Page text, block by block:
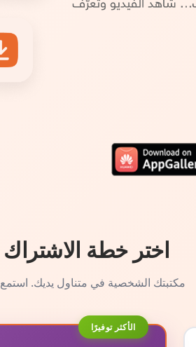
اختر خطة الاشتراك
مكتبتك الشخصية في متناول يديك. استمع
الأكثر توفيرًا